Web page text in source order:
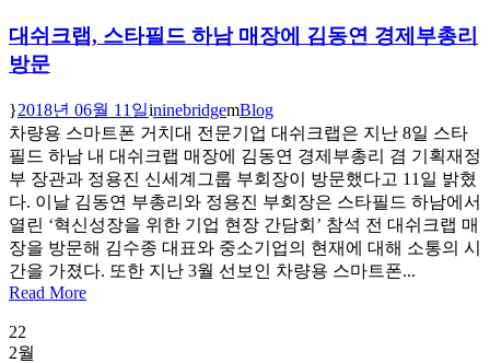
대쉬크랩, 스타필드 하남 매장에 김동연 경제부총리
방문
2018년 06월 11일 ninebridge
Blog
차량용 스마트폰 거치대 전문기업 대쉬크랩은 지난 8일 스타
필드 하남 내 대쉬크랩 매장에 김동연 경제부총리 겸 기획재정
부 장관과 정용진 신세계그룹 부회장이 방문했다고 11일 밝혔
다. 이날 김동연 부총리와 정용진 부회장은 스타필드 하남에서
열린 ‘혁신성장을 위한 기업 현장 간담회’ 참석 전 대쉬크랩 매
장을 방문해 김수종 대표와 중소기업의 현재에 대해 소통의 시
간을 가졌다. 또한 지난 3월 선보인 차량용 스마트폰...
Read More
22
2월